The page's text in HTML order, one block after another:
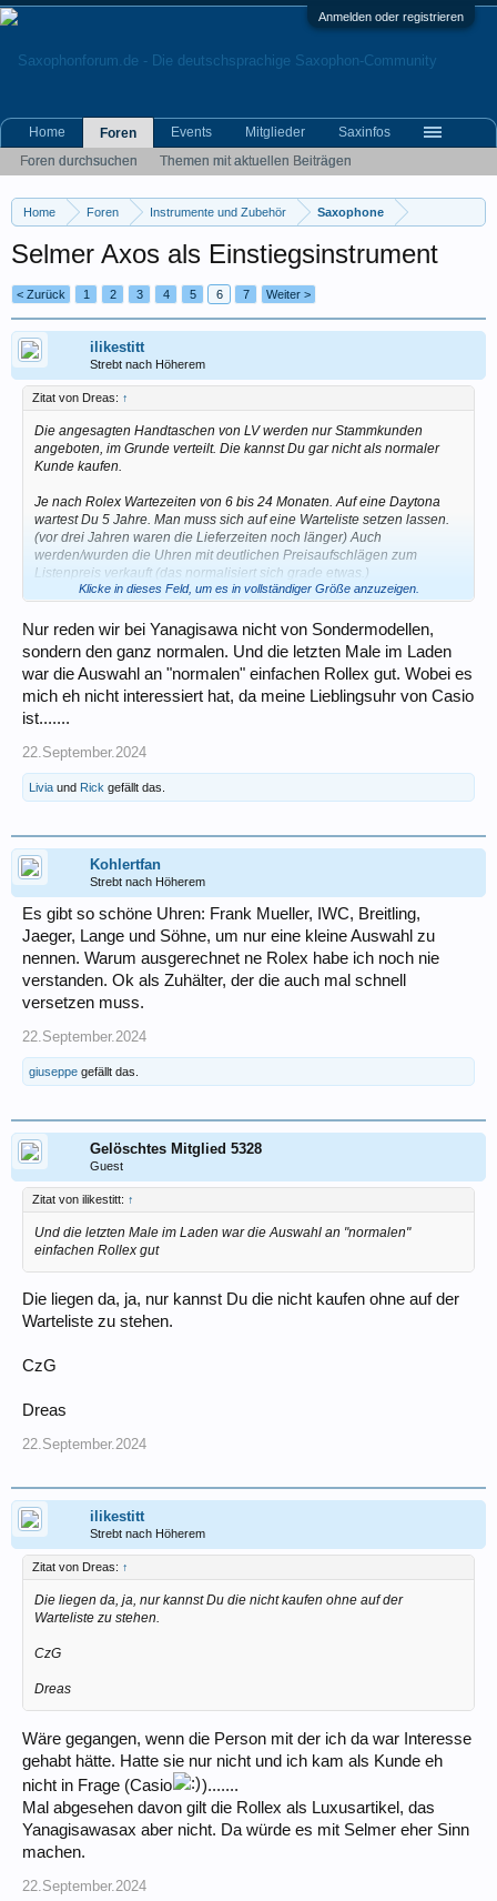
Anmelden oder registrieren
Home Foren Instrumente und Zubehör Saxophone
Selmer Axos als Einstiegsinstrument
< Zurück 1 2 3 4 5 6 7 Weiter >
ilikestitt
Strebt nach Höherem
Zitat von Dreas: ↑
Die angesagten Handtaschen von LV werden nur Stammkunden
angeboten, im Grunde verteilt. Die kannst Du gar nicht als normaler
Kunde kaufen.
Je nach Rolex Wartezeiten von 6 bis 24 Monaten. Auf eine Daytona
wartest Du 5 Jahre. Man muss sich auf eine Warteliste setzen lassen.
(vor drei Jahren waren die Lieferzeiten noch länger) Auch
werden/wurden die Uhren mit deutlichen Preisaufschlägen zum
Listenpreis verkauft (das normalisiert sich grade etwas.)
Dreas
Klicke in dieses Feld, um es in vollständiger Größe anzuzeigen.
Nur reden wir bei Yanagisawa nicht von Sondermodellen,
sondern den ganz normalen. Und die letzten Male im Laden
war die Auswahl an "normalen" einfachen Rollex gut. Wobei es
mich eh nicht interessiert hat, da meine Lieblingsuhr von Casio
ist.......
22.September.2024
Livia und Rick gefällt das.
Kohlertfan
Strebt nach Höherem
Es gibt so schöne Uhren: Frank Mueller, IWC, Breitling,
Jaeger, Lange und Söhne, um nur eine kleine Auswahl zu
nennen. Warum ausgerechnet ne Rolex habe ich noch nie
verstanden. Ok als Zuhälter, der die auch mal schnell
versetzen muss.
22.September.2024
giuseppe gefällt das.
Gelöschtes Mitglied 5328
Guest
Zitat von ilikestitt: ↑
Und die letzten Male im Laden war die Auswahl an "normalen"
einfachen Rollex gut
Die liegen da, ja, nur kannst Du die nicht kaufen ohne auf der
Warteliste zu stehen.
CzG
Dreas
22.September.2024
ilikestitt
Strebt nach Höherem
Zitat von Dreas: ↑
Die liegen da, ja, nur kannst Du die nicht kaufen ohne auf der
Warteliste zu stehen.
CzG
Dreas
Wäre gegangen, wenn die Person mit der ich da war Interesse
gehabt hätte. Hatte sie nur nicht und ich kam als Kunde eh
nicht in Frage (Casio
).......
Mal abgesehen davon gilt die Rollex als Luxusartikel, das
Yanagisawasax aber nicht. Da würde es mit Selmer eher Sinn
machen.
22.September.2024
Home
Foren
Foren durchsuchen
Themen mit aktuellen Beiträgen
Events Mitglieder Saxinfos